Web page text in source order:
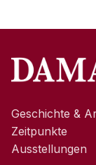
Geschichte &
Zeitpunkte
Ausstellungen